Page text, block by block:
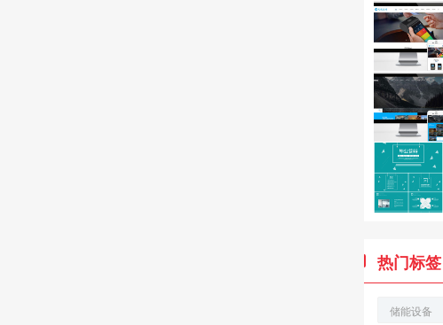
热门标签
储能设备